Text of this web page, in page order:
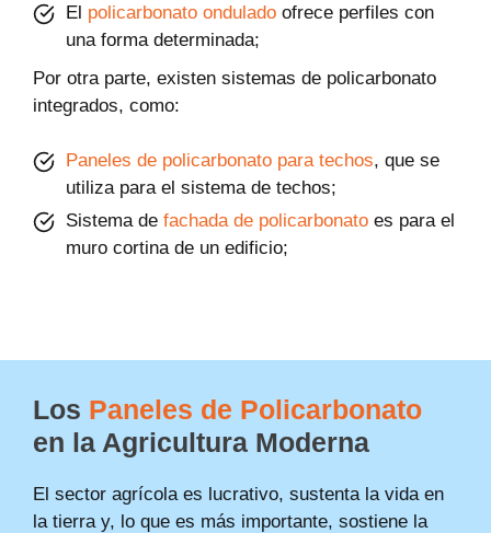
El policarbonato ondulado ofrece perfiles con
una forma determinada;
Por otra parte, existen sistemas de policarbonato
integrados, como:
Paneles de policarbonato para techos, que se
utiliza para el sistema de techos;
Sistema de fachada de policarbonato es para el
muro cortina de un edificio;
Los Paneles de Policarbonato
en la Agricultura Moderna
El sector agrícola es lucrativo, sustenta la vida en
la tierra y, lo que es más importante, sostiene la